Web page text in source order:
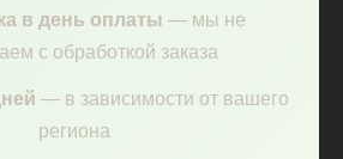
в день оплаты — мы не
с обработкой заказа
— в зависимости от вашего
региона